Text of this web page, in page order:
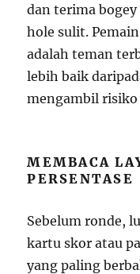
dan terima
hole sulit.
adalah teman
lebih baik
mengambil
MEMBACA
PERSENTASE
Sebelum ronde,
kartu skor atau
yang paling